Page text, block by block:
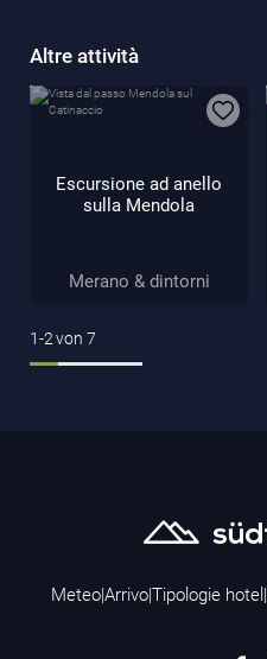
Altre attività
Escursione ad anello
sulla Mendola
Merano & dintorni
1-2von 7
Meteo|Arrivo|Tipologie hotel |